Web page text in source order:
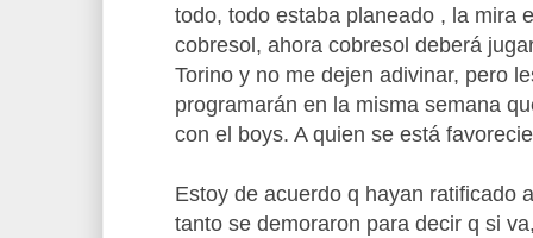
todo, todo estaba planeado , la mira
cobresol, ahora cobresol deberá
Torino y no me dejen adivinar, pero
programarán en la misma semana
con el boys. A quien se está
Estoy de acuerdo q hayan ratificado
tanto se demoraron para decir q si